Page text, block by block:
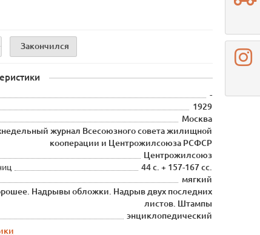
Закончился
-
1929
Москва
журнал Всесоюзного совета жилищной
кооперации и Центрожилсоюза РСФСР
Центрожилсоюз
44 с. + 157-167 сс.
мягкий
Надрывы обложки. Надрыв двух последних
листов. Штампы
энциклопедический